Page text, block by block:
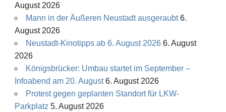
August 2026
Mann in der Äußeren Neustadt ausgeraubt 6.
August 2026
Neustadt-Kinotipps ab 6. August 2026 6. August
2026
Königsbrücker: Umbau startet im September –
Infoabend am 20. August 6. August 2026
Protest gegen geplanten Standort für LKW-
Parkplatz 5. August 2026